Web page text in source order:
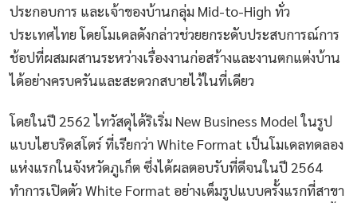
ประกอบการ และเจ้าของบ้านกลุ่ม Mid-to-High ทั่ว
ประเทศไทย โดยโมเดลดังกล่าวช่วยยกระดับประสบการณ์การ
ช้อปที่ผสมผสานระหว่างเรื่องงานก่อสร้างและงานตกแต่งบ้าน
ได้อย่างครบครันและสะดวกสบายไว้ในที่เดียว
โดยในปี 2562 ไทวัสดุได้ริเริ่ม New Business Model ในรูป
แบบไฮบริดสโตร์ ที่เรียกว่า White Format เป็นโมเดลทดลอง
แห่งแรกในจังหวัดภูเก็ต ซึ่งได้ผลตอบรับที่ดีจนในปี 2564
ทำการเปิดตัว White Format อย่างเต็มรูปแบบครั้งแรกที่สาขา